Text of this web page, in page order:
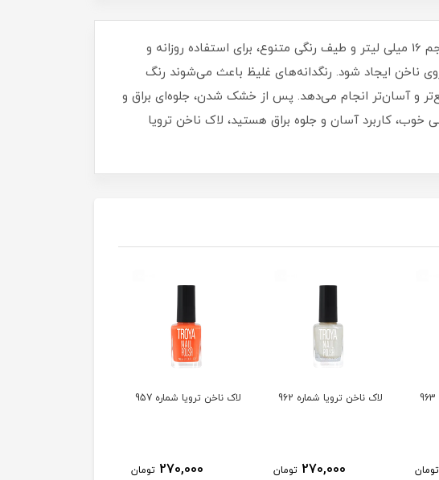
لاک ناخن ترویا انتخابی مناسب برای داشتن ناخن‌هایی مرتب، شیک و درخشان خواهد بود. این لاک با حجم 16 میلی‌ لیتر و طیف رنگی متنوع، برای استفاده روزانه و
ایجاد شود. رنگدانه‌های غلیظ باعث می‌شوند رنگ
و آسان‌تر انجام می‌دهد. پس از خشک شدن، جلوه‌ای براق و
کاربرد آسان و جلوه براق هستید، لاک ناخن ترویا
تومان
لاک ناخن ترویا شماره 962
270,000 تومان
لاک ناخن ترویا شماره 957
270,000 تومان